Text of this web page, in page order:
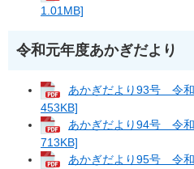
1.01MB]
令和元年度あかぎだより
あかぎだより93号 令
453KB]
あかぎだより94号 令
713KB]
あかぎだより95号 令